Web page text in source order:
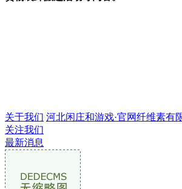
关于我们 河北闲庄和游戏·官网纤维素有
关注我们
最新消息